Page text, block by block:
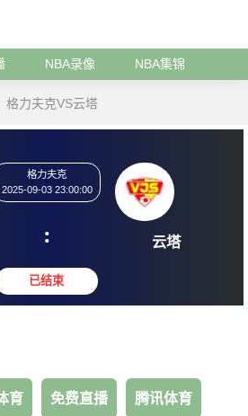
NBA录像 NBA集锦
格力夫克VS云塔
2025-09-03 23:00:00
:
育 免费直播 腾讯体育